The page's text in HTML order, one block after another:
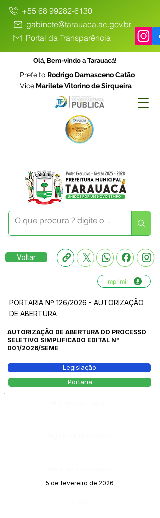
+55 68 99282-6130
gabinete@tarauaca.ac.gov.br
Portal da Transparência
Olá, Bem-vindo a Tarauacá!
Prefeito Rodrigo Damasceno Catão
Vice Marilete Vitorino de Sirqueira
Voltar
Imprimir
PORTARIA Nº 126/2026 - AUTORIZAÇÃO
DE ABERTURA
AUTORIZAÇÃO DE ABERTURA DO PROCESSO
SELETIVO SIMPLIFICADO EDITAL Nº
001/2026/SEME
Legislação
Portaria
5 de fevereiro de 2026